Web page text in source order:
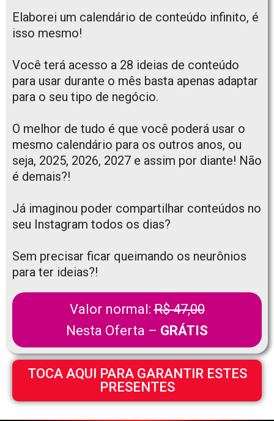
Elaborei um calendário de conteúdo infinito, é
isso mesmo!
Você terá acesso a 28 ideias de conteúdo
para usar durante o mês basta apenas adaptar
para o seu tipo de negócio.
O melhor de tudo é que você poderá usar o
mesmo calendário para os outros anos, ou
seja, 2025, 2026, 2027 e assim por diante! Não
é demais?!
Já imaginou poder compartilhar conteúdos no
seu Instagram todos os dias?
Sem precisar ficar queimando os neurônios
para ter ideias?!
Valor normal:R$ 47,00
Nesta Oferta – GRÁTIS
TOCA AQUI PARA GARANTIR ESTES
PRESENTES